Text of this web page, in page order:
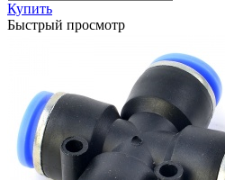
Купить
Быстрый просмотр